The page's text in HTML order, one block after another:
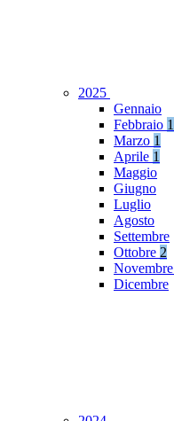
2025
Gennaio
Febbraio 1
Marzo 1
Aprile 1
Maggio
Giugno
Luglio
Agosto
Settembre
Ottobre 2
Novembre
Dicembre